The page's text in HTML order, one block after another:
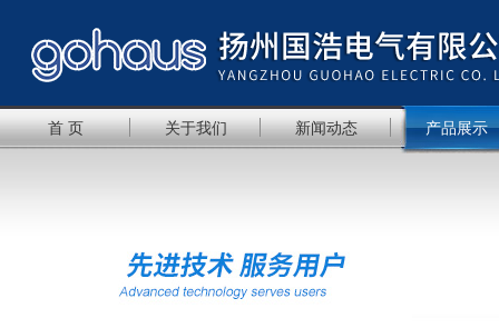
首 页 关于我们 新闻动态 产品展示